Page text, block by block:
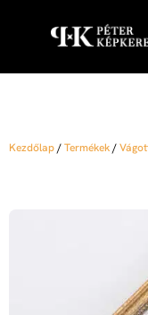
Kezdőlap/Termékek/